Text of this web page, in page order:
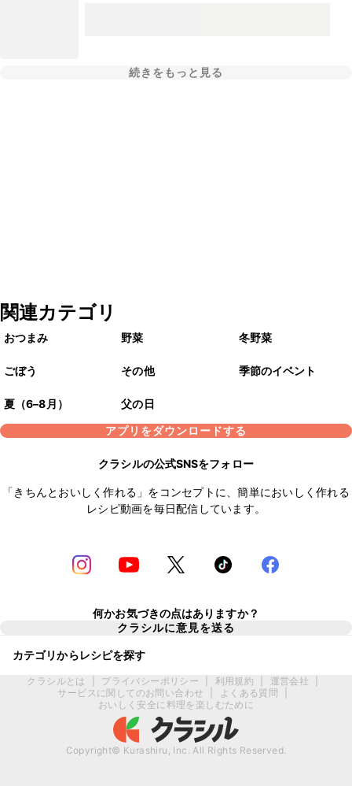
続きをもっと見る
関連カテゴリ
おつまみ 野菜 冬野菜
ごぼう その他 季節のイベント
夏（6–8月）
父の日
アプリをダウンロードする
クラシルの公式SNSをフォロー
「きちんとおいしく作れる」をコンセプトに、簡単においしく作れる
レシピ動画を毎日配信しています。
何かお気づきの点はありますか？
クラシルに意見を送る
カテゴリからレシピを探す
クラシルとは プライバシーポリシー 利用規約 運営会社
サービスに関してのお問い合わせ
よくある質問
おいしく安全に料理を楽しむために
Copyright© Kurashiru, Inc. All Rights Reserved.